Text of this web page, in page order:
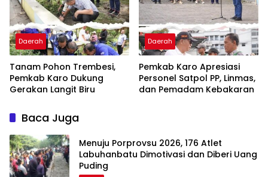
Daerah
Tanam Pohon Trembesi,
Pemkab Karo Dukung
Gerakan Langit Biru
Daerah
Pemkab Karo Apresiasi
Personel Satpol PP, Linmas,
dan Pemadam Kebakaran
Baca Juga
Menuju Porprovsu 2026, 176 Atlet
Labuhanbatu Dimotivasi dan Diberi Uang
Puding